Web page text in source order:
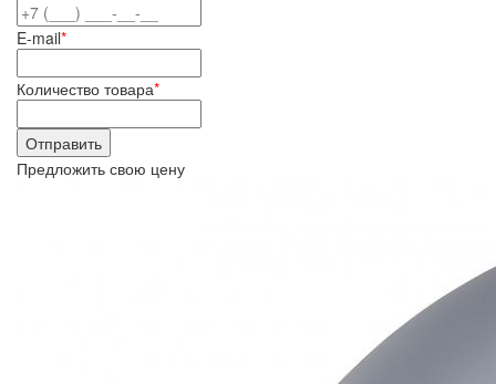
E-mail*
Количество товара*
Предложить свою цену